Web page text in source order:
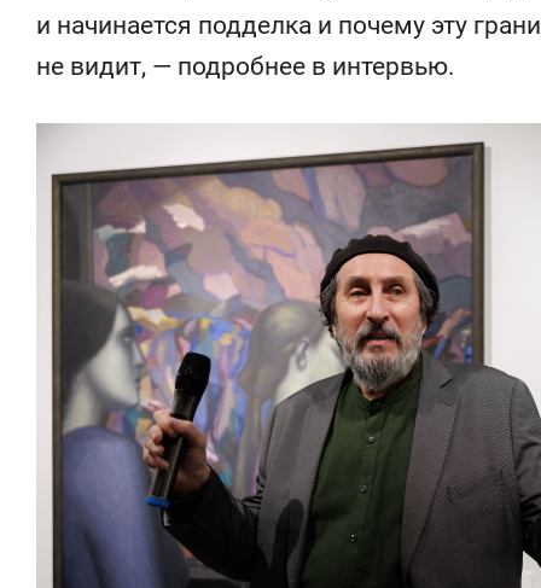
и начинается подделка и почему эту
не видит, — подробнее в интервью.